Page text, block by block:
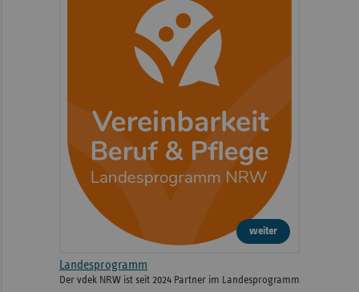
weiter
Landesprogramm
Der vdek NRW ist seit 2024 Partner im Landesprogramm